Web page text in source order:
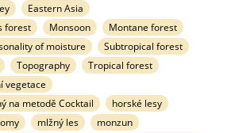
Eastern Asia
forest
Monsoon
Montane forest
of moisture
Subtropical forest
Topography
Tropical forest
vegetace
na metodě Cocktail
horské lesy
mlžný les
monzun